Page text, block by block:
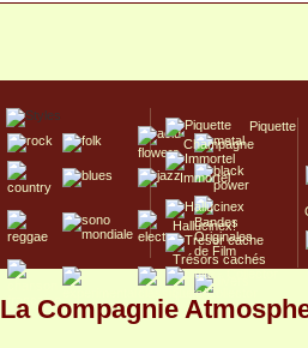
Piquette
Champagne
Immortel
Hallucinex!
Trésors cachés
Culte/Collector
La Compagnie